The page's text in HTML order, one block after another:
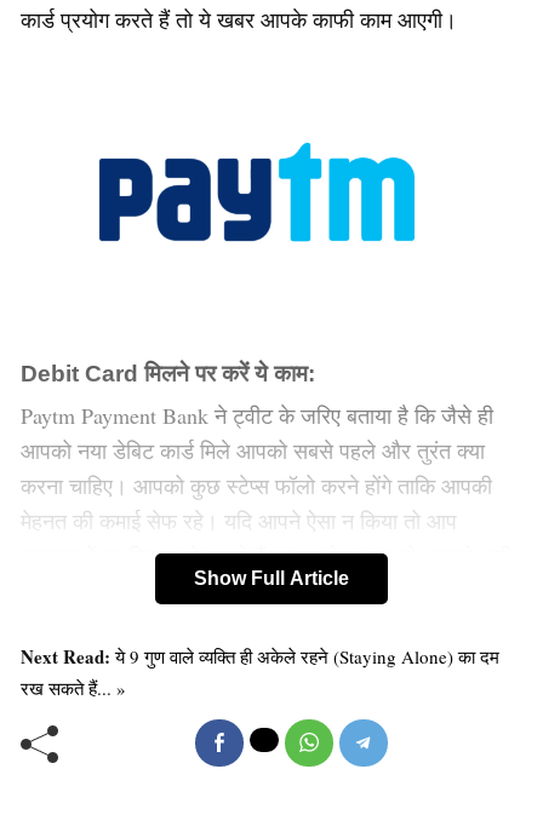
कार्ड प्रयोग करते हैं तो ये खबर आपके काफी काम आएगी।
Debit Card मिलने पर करें ये काम:
Paytm Payment Bank ने ट्वीट के जरिए बताया है कि जैसे ही
आपको नया डेबिट कार्ड मिले आपको सबसे पहले और तुरंत क्या
करना चाहिए। आपको कुछ स्टेप्स फॉलो करने होंगे ताकि आपकी
मेहनत की कमाई सेफ रहे। यदि आपने ऐसा न किया तो आप
जालसाजों का शिकार हो सकते हैं। अगर ऐसा हुआ तो आपको भारी
ट्रांजेक्शन सेटिंग्स में बदलाव जरूरी:
Paytm Payment Bank के अनुसार जैसे ही आपको डेबिट कार्ड
मिले तो मैनेज कार्ड सेक्शन में जाकर कार्ड ट्रांजेक्शन की सेटिंग्स
Show Full Article
Next Read:ये 9 गुण वाले व्यक्ति ही अकेले रहने (Staying Alone) का दम
रख सकते हैं... »